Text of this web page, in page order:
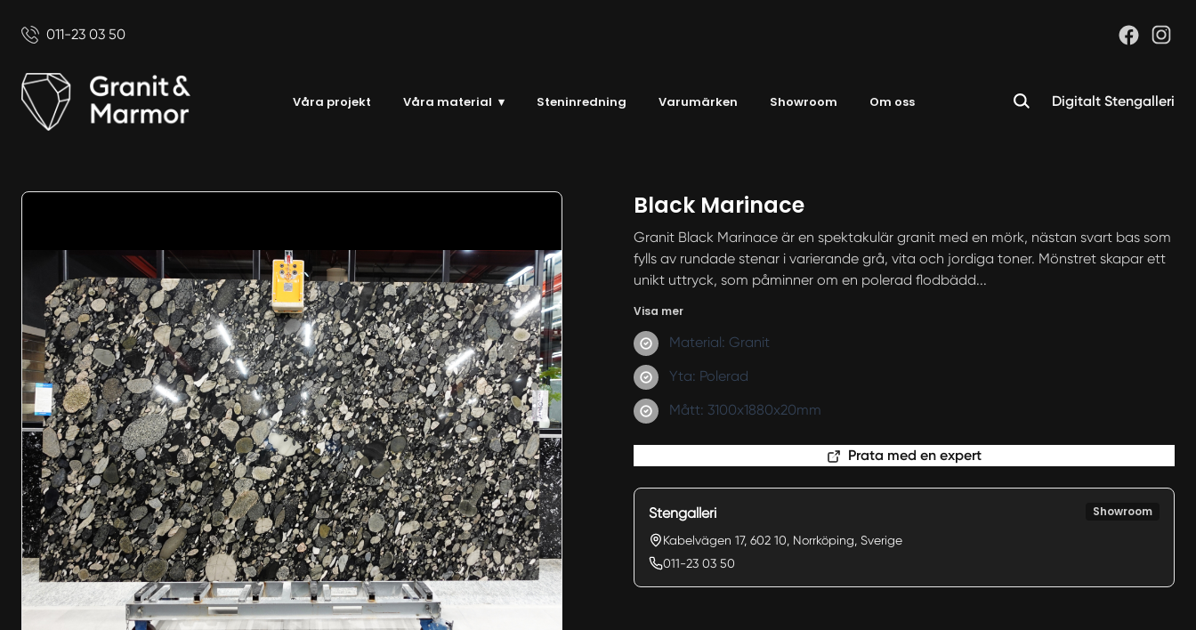
011-23 03 50
Våra projekt Våra material ▾ Steninredning Varumärken Showroom Om oss Digitalt Stengalleri
Black Marinace
Granit Black Marinace är en spektakulär granit med en mörk, nästan svart bas som
fylls av rundade stenar i varierande grå, vita och jordiga toner. Mönstret skapar ett
unikt uttryck, som påminner om en polerad flodbädd...
Visa mer
Material: Granit
Yta: Polerad
Mått: 3100x1880x20mm
Prata med en expert
Stengalleri Showroom
Kabelvägen 17, 602 10, Norrköping, Sverige
011-23 03 50